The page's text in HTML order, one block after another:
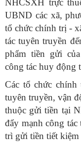
NHCSXH trực
UBND các xã,
tổ chức chính trị -
tác tuyên truyền
phẩm tiền gửi
công tác huy động
Các tổ chức
tuyên truyền, vận
thuộc gửi tiền tại
đẩy mạnh công
trì gửi tiền tiết